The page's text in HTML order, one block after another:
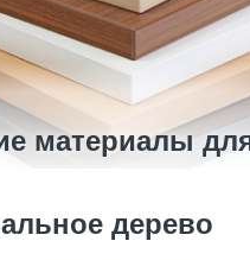
материалы
дерево